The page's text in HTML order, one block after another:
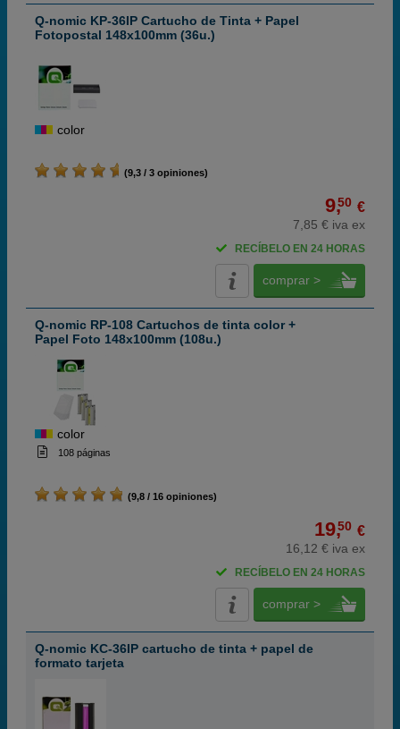
Q-nomic KP-36IP Cartucho de Tinta + Papel
Fotopostal 148x100mm (36u.)
color
(9,3 / 3 opiniones)
9,50 €
7,85 € iva ex
RECÍBELO EN 24 HORAS
comprar >
Q-nomic RP-108 Cartuchos de tinta color +
Papel Foto 148x100mm (108u.)
color
108 páginas
(9,8 / 16 opiniones)
19,50 €
16,12 € iva ex
RECÍBELO EN 24 HORAS
comprar >
Q-nomic KC-36IP cartucho de tinta + papel de
formato tarjeta